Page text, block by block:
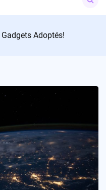
for:
Adoptés!